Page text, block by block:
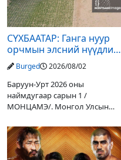
СҮХБААТАР: Ганга нуур
орчмын элсний нүүдлийг
зогсоох туршилтын ажил
үр дүнгээ өгч эхэлжээ
Burged 2026/08/02
Баруун-Урт 2026 оны
наймдугаар сарын 1 /
МОНЦАМЭ/. Монгол Улсын
Дарьгангын Ганга нуурыг
сэргээн, хамгаалах төслийг
улсын төсвийн хөрөнгө